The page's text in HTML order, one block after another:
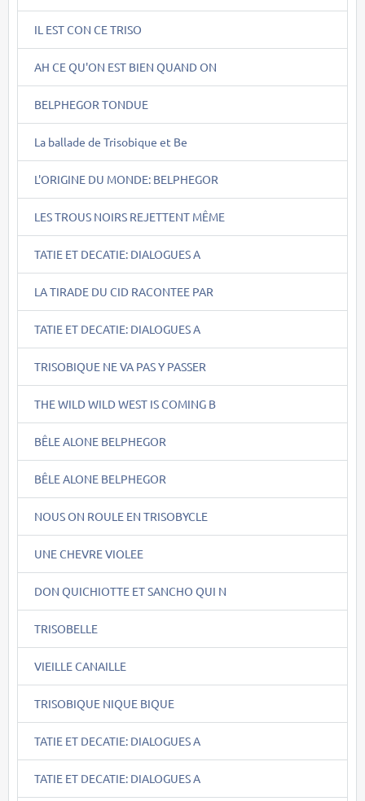
IL EST CON CE TRISO
AH CE QU'ON EST BIEN QUAND ON
BELPHEGOR TONDUE
La ballade de Trisobique et Be
L'ORIGINE DU MONDE: BELPHEGOR
LES TROUS NOIRS REJETTENT MÊME
TATIE ET DECATIE: DIALOGUES A
LA TIRADE DU CID RACONTEE PAR
TATIE ET DECATIE: DIALOGUES A
TRISOBIQUE NE VA PAS Y PASSER
THE WILD WILD WEST IS COMING B
BÊLE ALONE BELPHEGOR
BÊLE ALONE BELPHEGOR
NOUS ON ROULE EN TRISOBYCLE
UNE CHEVRE VIOLEE
DON QUICHIOTTE ET SANCHO QUI N
TRISOBELLE
VIEILLE CANAILLE
TRISOBIQUE NIQUE BIQUE
TATIE ET DECATIE: DIALOGUES A
TATIE ET DECATIE: DIALOGUES A